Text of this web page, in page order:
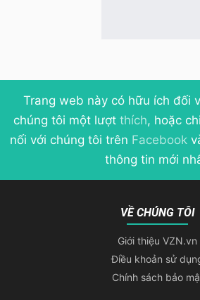
Trang web này có hữu ích đối
chúng tôi một lượt thích, hoặc
nối với chúng tôi trên Facebook
thông tin mới
VỀ CHÚNG TÔI
Giới thiệu VZN.vn
Điều khoản sử
Chính sách bảo